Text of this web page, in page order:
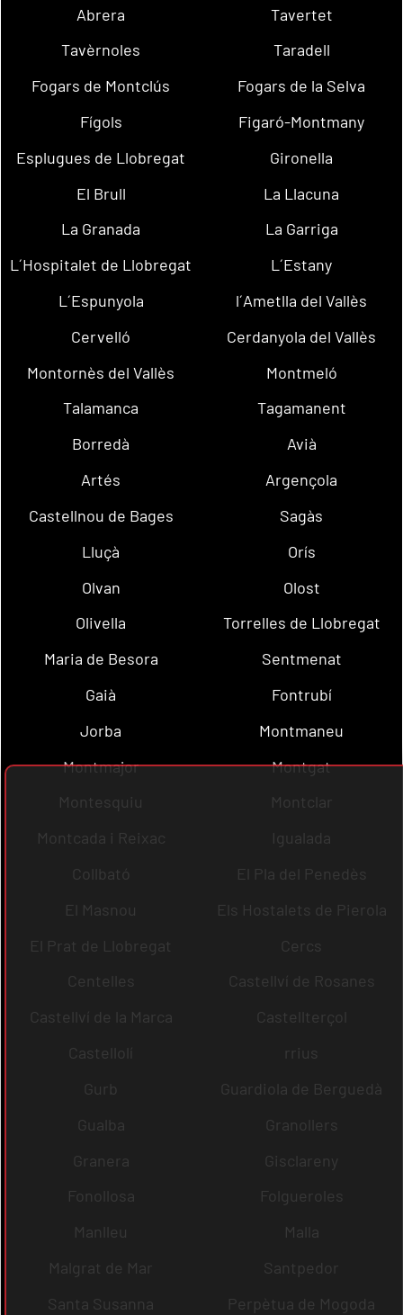
Abrera
Tavertet
Tavèrnoles
Taradell
Fogars de Montclús
Fogars de la Selva
Fígols
Figaró-Montmany
Esplugues de Llobregat
Gironella
El Brull
La Llacuna
La Granada
La Garriga
L´Hospitalet de Llobregat
L´Estany
L´Espunyola
l´Ametlla del Vallès
Cervelló
Cerdanyola del Vallès
Montornès del Vallès
Montmeló
Talamanca
Tagamanent
Borredà
Avià
Artés
Argençola
Castellnou de Bages
Sagàs
Lluçà
Orís
Olvan
Olost
Olivella
Torrelles de Llobregat
Maria de Besora
Sentmenat
Gaià
Fontrubí
Jorba
Montmaneu
Montmajor
Montgat
Montesquiu
Montclar
Montcada i Reixac
Igualada
Collbató
El Pla del Penedès
El Masnou
Els Hostalets de Pierola
El Prat de Llobregat
Cercs
Centelles
Castellví de Rosanes
Castellví de la Marca
Castellterçol
Castellolí
rrius
Gurb
Guardiola de Berguedà
Gualba
Granollers
Granera
Gisclareny
Fonollosa
Folgueroles
Manlleu
Malla
Malgrat de Mar
Santpedor
Santa Susanna
Perpètua de Mogoda